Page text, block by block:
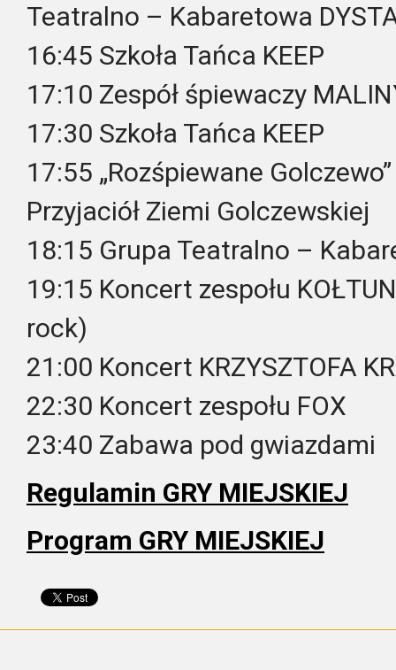
Teatralno – Kabaretowa
16:45 Szkoła Tańca KEEP
17:10 Zespół śpiewaczy
17:30 Szkoła Tańca KEEP
17:55 „Rozśpiewane
Przyjaciół Ziemi Golczewskiej
18:15 Grupa Teatralno –
19:15 Koncert zespołu
rock)
21:00 Koncert KRZYSZTOFA
22:30 Koncert zespołu FOX
23:40 Zabawa pod gwiazdami
Regulamin GRY MIEJSKIEJ
Program GRY MIEJSKIEJ